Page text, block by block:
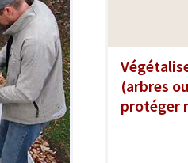
(arbres
protéger